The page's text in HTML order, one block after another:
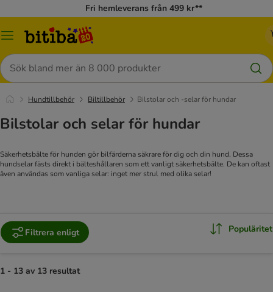
Fri hemleverans från 499 kr**
Meny
Sök
Hundtillbehör Biltillbehör Bilstolar och -selar för hundar
Bilstolar och selar för hundar
Säkerhetsbälte för hunden gör bilfärderna säkrare för dig och din hund. Dessa
hundselar fästs direkt i bälteshållaren som ett vanligt säkerhetsbälte. De kan oftast
även användas som vanliga selar: inget mer strul med olika selar!
Filtrera enligt Populäritet
1 - 13 av 13 resultat